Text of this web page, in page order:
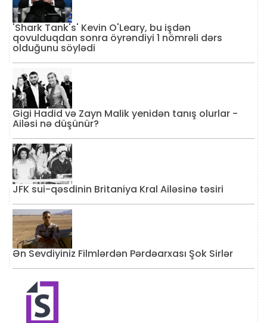
'Shark Tank's' Kevin O'Leary, bu işdən
qovulduqdan sonra öyrəndiyi 1 nömrəli dərs
olduğunu söylədi
Gigi Hadid və Zayn Malik yenidən tanış olurlar -
Ailəsi nə düşünür?
JFK sui-qəsdinin Britaniya Kral Ailəsinə təsiri
Ən Sevdiyiniz Filmlərdən Pərdəarxası Şok Sirlər